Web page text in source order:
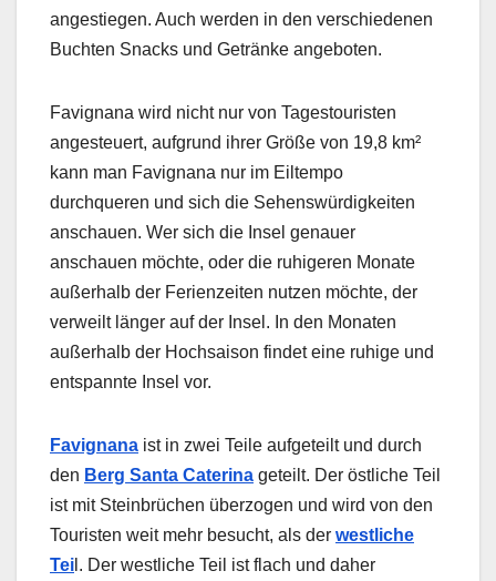
angestiegen. Auch werden in den verschiedenen
Buchten Snacks und Getränke angeboten.
Favignana wird nicht nur von Tagestouristen
angesteuert, aufgrund ihrer Größe von 19,8 km²
kann man Favignana nur im Eiltempo
durchqueren und sich die Sehenswürdigkeiten
anschauen. Wer sich die Insel genauer
anschauen möchte, oder die ruhigeren Monate
außerhalb der Ferienzeiten nutzen möchte, der
verweilt länger auf der Insel. In den Monaten
außerhalb der Hochsaison findet eine ruhige und
entspannte Insel vor.
Favignana ist in zwei Teile aufgeteilt und durch
den Berg Santa Caterina geteilt. Der östliche Teil
ist mit Steinbrüchen überzogen und wird von den
Touristen weit mehr besucht, als der westliche
Tei l. Der westliche Teil ist flach und daher